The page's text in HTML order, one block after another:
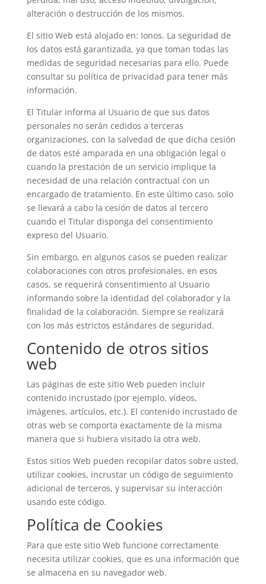
alteración o destrucción de los mismos.
El sitio Web está alojado en: Ionos. La seguridad de
los datos está garantizada, ya que toman todas las
medidas de seguridad necesarias para ello. Puede
consultar su política de privacidad para tener más
información.
El Titular informa al Usuario de que sus datos
personales no serán cedidos a terceras
organizaciones, con la salvedad de que dicha cesión
de datos esté amparada en una obligación legal o
cuando la prestación de un servicio implique la
necesidad de una relación contractual con un
encargado de tratamiento. En este último caso, solo
se llevará a cabo la cesión de datos al tercero
cuando el Titular disponga del consentimiento
expreso del Usuario.
Sin embargo, en algunos casos se pueden realizar
colaboraciones con otros profesionales, en esos
casos, se requerirá consentimiento al Usuario
informando sobre la identidad del colaborador y la
finalidad de la colaboración. Siempre se realizará
con los más estrictos estándares de seguridad.
Contenido de otros sitios
web
Las páginas de este sitio Web pueden incluir
contenido incrustado (por ejemplo, vídeos,
imágenes, artículos, etc.). El contenido incrustado de
otras web se comporta exactamente de la misma
manera que si hubiera visitado la otra web.
Estos sitios Web pueden recopilar datos sobre usted,
utilizar cookies, incrustar un código de seguimiento
adicional de terceros, y supervisar su interacción
usando este código.
Política de Cookies
Para que este sitio Web funcione correctamente
necesita utilizar cookies, que es una información que
se almacena en su navegador web.